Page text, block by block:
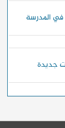
في المدرسة
جديدة